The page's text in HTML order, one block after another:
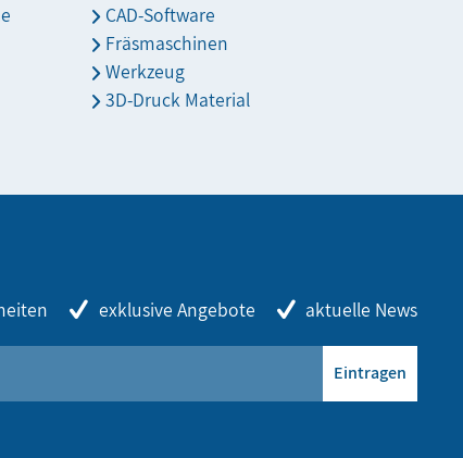
CAD-Software
Fräsmaschinen
Werkzeug
3D-Druck Material
exklusive Angebote aktuelle News
Eintragen